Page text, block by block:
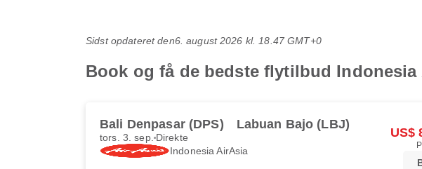
Sidst opdateret den6. august 2026 kl. 18.47 GMT+0
Book og få de bedste flytilbud Indonesia
Bali Denpasar (DPS) Labuan Bajo (LBJ)
tors. 3. sep. Direkte
Indonesia AirAsia
US$